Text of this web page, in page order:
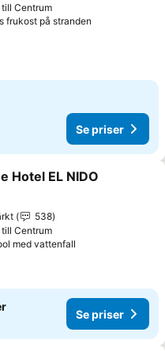
till Centrum
frukost på stranden
Se priser
till i Mina Favoriter
Hotel EL NIDO
538
till Centrum
med vattenfall
Se priser